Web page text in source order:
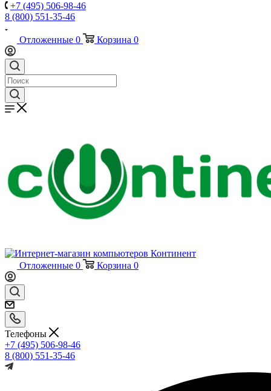
+7 (495) 506-98-46
8 (800) 551-35-46
Отложенные 0 Корзина 0
Отложенные 0 Корзина 0
Телефоны
+7 (495) 506-98-46
8 (800) 551-35-46